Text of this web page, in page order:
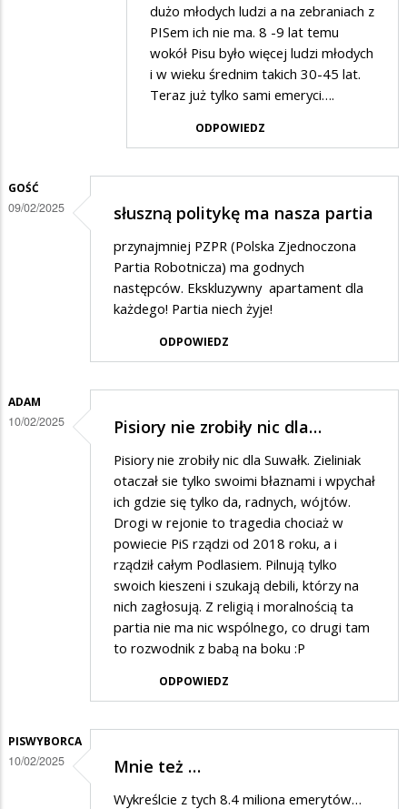
dużo młodych ludzi a na zebraniach z
PISem ich nie ma. 8 -9 lat temu
wokół Pisu było więcej ludzi młodych
i w wieku średnim takich 30-45 lat.
Teraz już tylko sami emeryci….
ODPOWIEDZ
GOŚĆ
09/02/2025 słuszną politykę ma nasza partia
przynajmniej PZPR (Polska Zjednoczona
Partia Robotnicza) ma godnych
następców. Ekskluzywny apartament dla
każdego! Partia niech żyje!
ODPOWIEDZ
ADAM
10/02/2025 Pisiory nie zrobiły nic dla…
Pisiory nie zrobiły nic dla Suwałk. Zieliniak
otaczał sie tylko swoimi błaznami i wpychał
ich gdzie się tylko da, radnych, wójtów.
Drogi w rejonie to tragedia chociaż w
powiecie PiS rządzi od 2018 roku, a i
rządził całym Podlasiem. Pilnują tylko
swoich kieszeni i szukają debili, którzy na
nich zagłosują. Z religią i moralnością ta
partia nie ma nic wspólnego, co drugi tam
to rozwodnik z babą na boku :P
ODPOWIEDZ
PISWYBORCA
10/02/2025 Mnie też …
Wykreślcie z tych 8.4 miliona emerytów…